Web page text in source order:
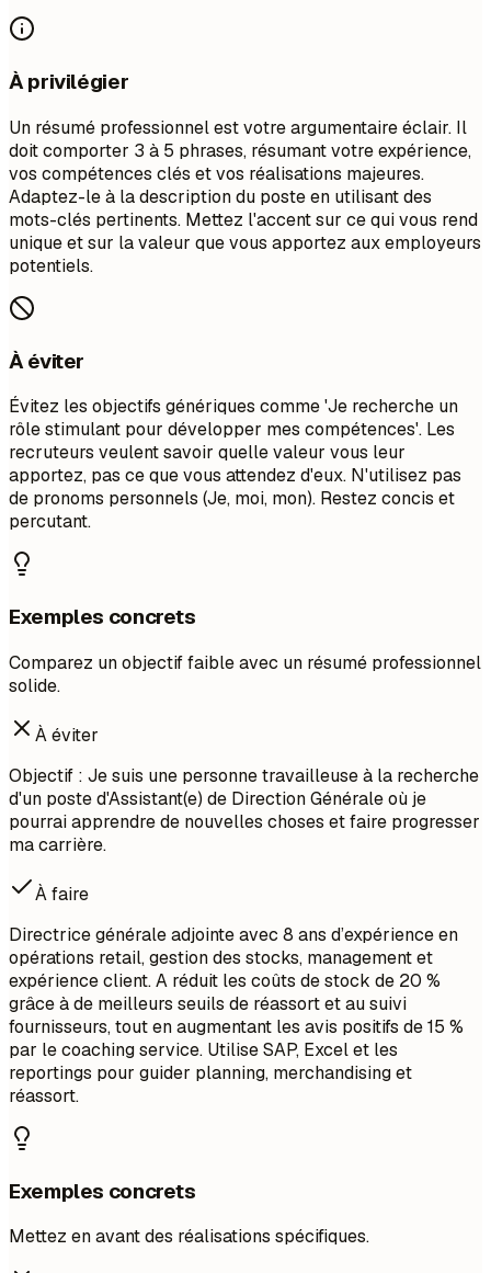
À privilégier
Un résumé professionnel est votre argumentaire éclair. Il
doit comporter 3 à 5 phrases, résumant votre expérience,
vos compétences clés et vos réalisations majeures.
Adaptez-le à la description du poste en utilisant des
mots-clés pertinents. Mettez l'accent sur ce qui vous rend
unique et sur la valeur que vous apportez aux employeurs
potentiels.
À éviter
Évitez les objectifs génériques comme 'Je recherche un
rôle stimulant pour développer mes compétences'. Les
recruteurs veulent savoir quelle valeur vous leur
apportez, pas ce que vous attendez d'eux. N'utilisez pas
de pronoms personnels (Je, moi, mon). Restez concis et
percutant.
Exemples concrets
Comparez un objectif faible avec un résumé professionnel
solide.
À éviter
Objectif : Je suis une personne travailleuse à la recherche
d'un poste d'Assistant(e) de Direction Générale où je
pourrai apprendre de nouvelles choses et faire progresser
ma carrière.
À faire
Directrice générale adjointe avec 8 ans d’expérience en
opérations retail, gestion des stocks, management et
expérience client. A réduit les coûts de stock de 20 %
grâce à de meilleurs seuils de réassort et au suivi
fournisseurs, tout en augmentant les avis positifs de 15 %
par le coaching service. Utilise SAP, Excel et les
reportings pour guider planning, merchandising et
réassort.
Exemples concrets
Mettez en avant des réalisations spécifiques.